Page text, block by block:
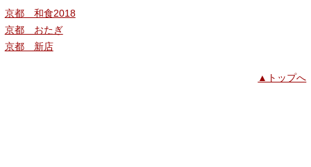
京都 和食2018
京都 おたぎ
京都 新店
▲トップへ